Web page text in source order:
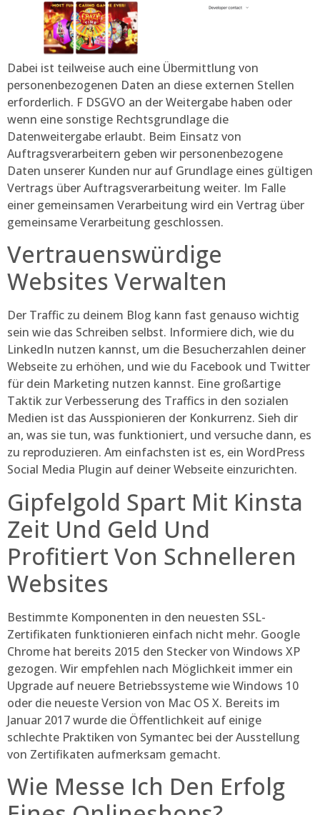
Dabei ist teilweise auch eine Übermittlung von
personenbezogenen Daten an diese externen Stellen
erforderlich. F DSGVO an der Weitergabe haben oder
wenn eine sonstige Rechtsgrundlage die
Datenweitergabe erlaubt. Beim Einsatz von
Auftragsverarbeitern geben wir personenbezogene
Daten unserer Kunden nur auf Grundlage eines gültigen
Vertrags über Auftragsverarbeitung weiter. Im Falle
einer gemeinsamen Verarbeitung wird ein Vertrag über
gemeinsame Verarbeitung geschlossen.
Vertrauenswürdige
Websites Verwalten
Der Traffic zu deinem Blog kann fast genauso wichtig
sein wie das Schreiben selbst. Informiere dich, wie du
LinkedIn nutzen kannst, um die Besucherzahlen deiner
Webseite zu erhöhen, und wie du Facebook und Twitter
für dein Marketing nutzen kannst. Eine großartige
Taktik zur Verbesserung des Traffics in den sozialen
Medien ist das Ausspionieren der Konkurrenz. Sieh dir
an, was sie tun, was funktioniert, und versuche dann, es
zu reproduzieren. Am einfachsten ist es, ein WordPress
Social Media Plugin auf deiner Webseite einzurichten.
Gipfelgold Spart Mit Kinsta
Zeit Und Geld Und
Profitiert Von Schnelleren
Websites
Bestimmte Komponenten in den neuesten SSL-
Zertifikaten funktionieren einfach nicht mehr. Google
Chrome hat bereits 2015 den Stecker von Windows XP
gezogen. Wir empfehlen nach Möglichkeit immer ein
Upgrade auf neuere Betriebssysteme wie Windows 10
oder die neueste Version von Mac OS X. Bereits im
Januar 2017 wurde die Öffentlichkeit auf einige
schlechte Praktiken von Symantec bei der Ausstellung
von Zertifikaten aufmerksam gemacht.
Wie Messe Ich Den Erfolg